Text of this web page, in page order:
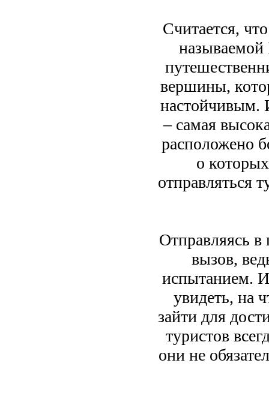
Считается,
называемой
вершины,
настойчивым.
– самая
расположено
о
отправляться
Отправляясь в
вызов,
испытанием.
увидеть, на
зайти для
туристов
они не